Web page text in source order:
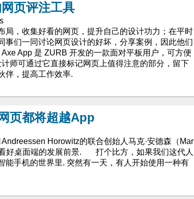
页评注工具
局，收集好看的网页，提升自己的设计功力；在平时
事们一同讨论网页设计的好坏，分享案例，因此他们
App 是 ZURB 开发的一款面对平板用户，可方便
师可通过它直接标记网页上值得注意的部分，留下
伴，提高工作效率.
页都将超越App
Horowitz的联合创始人马克·安德森（Mar
好桌面端的发展前景. 打个比方，如果我们这代人
能手机的世界里. 突然有一天，有人开始使用一种有